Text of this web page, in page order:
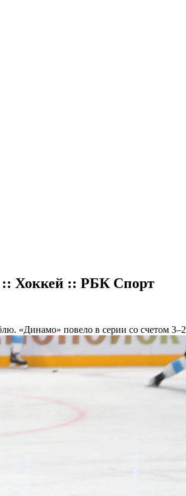
:: Хоккей :: РБК Спорт
«Динамо» повело в серии со счетом 3–2